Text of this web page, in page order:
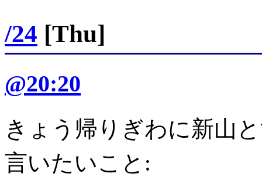
/24 [Thu]
@20:20
きょう帰りぎわに新山
言いたいこと: